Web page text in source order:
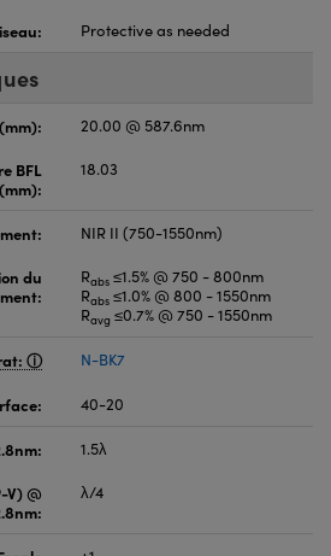
Protective as needed
20.00 @ 587.6nm
BFL
(mm):
18.03
NIR II (750-1550nm)
du
Rabs ≤1.5% @ 750 - 800nm
Rabs ≤1.0% @ 800 - 1550nm
Ravg ≤0.7% @ 750 - 1550nm
N-BK7
40-20
1.5λ
@
λ/4